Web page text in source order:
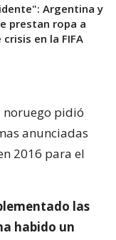
Argentina y
prestan ropa a
en la FIFA
pidió
anunciadas
2016 para el
las
habido un